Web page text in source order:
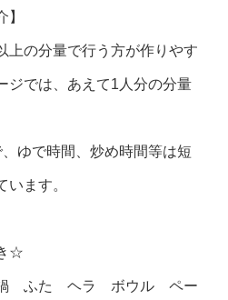
】
の分量で行う方が作りやす
ジでは、あえて1人分の分量
ゆで時間、炒め時間等は短
います。
☆
鍋 ふた ヘラ ボウル ペー